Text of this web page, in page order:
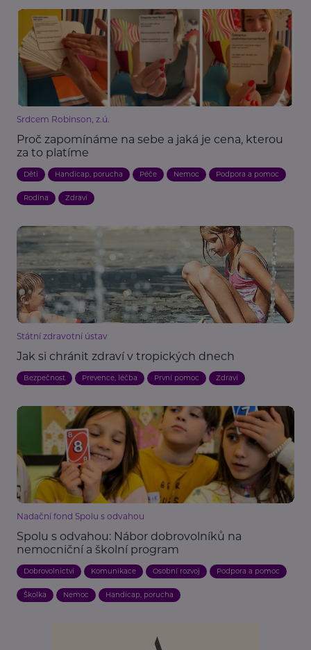
Srdcem Robinson, z.ú.
Proč zapomínáme na sebe a jaká je cena, kterou
za to platíme
Děti Handicap, porucha Péče Nemoc Podpora a pomoc
Rodina Zdraví
Státní zdravotní ústav
Jak si chránit zdraví v tropických dnech
Bezpečnost Prevence, léčba První pomoc Zdraví
Nadační fond Spolu s odvahou
Spolu s odvahou: Nábor dobrovolníků na
nemocniční a školní program
Dobrovolnictví Komunikace Osobní rozvoj Podpora a pomoc
Školka Nemoc Handicap, porucha